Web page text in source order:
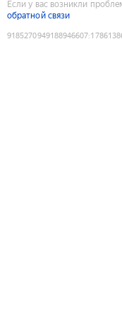
Если у вас возникли
обратной связи
9185270949188946607: